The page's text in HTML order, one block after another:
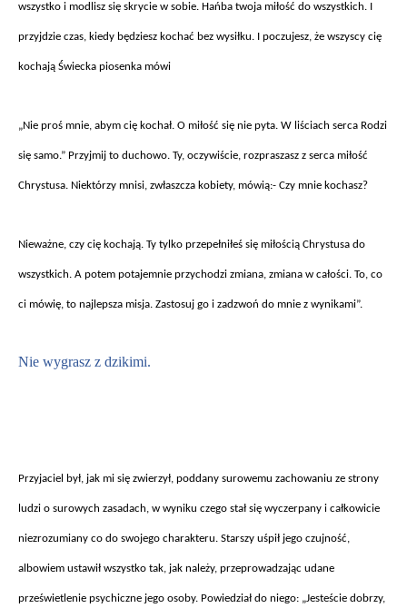
wszystko i modlisz się skrycie w sobie. Hańba twoja miłość do wszystkich. I
przyjdzie czas, kiedy będziesz kochać bez wysiłku. I poczujesz, że wszyscy cię
kochają Świecka piosenka mówi
„Nie proś mnie, abym cię kochał. O miłość się nie pyta. W liściach serca Rodzi
się samo.” Przyjmij to duchowo. Ty, oczywiście, rozpraszasz z serca miłość
Chrystusa. Niektórzy mnisi, zwłaszcza kobiety, mówią:- Czy mnie kochasz?
Nieważne, czy cię kochają. Ty tylko przepełniłeś się miłością Chrystusa do
wszystkich. A potem potajemnie przychodzi zmiana, zmiana w całości. To, co
ci mówię, to najlepsza misja. Zastosuj go i zadzwoń do mnie z wynikami”.
Nie wygrasz z dzikimi.
Przyjaciel był, jak mi się zwierzył, poddany surowemu zachowaniu ze strony
ludzi o surowych zasadach, w wyniku czego stał się wyczerpany i całkowicie
niezrozumiany co do swojego charakteru. Starszy uśpił jego czujność,
albowiem ustawił wszystko tak, jak należy, przeprowadzając udane
prześwietlenie psychiczne jego osoby. Powiedział do niego: „Jesteście dobrzy,